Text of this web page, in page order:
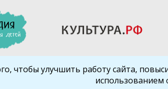
чтобы улучшить работу сайта,
использованием